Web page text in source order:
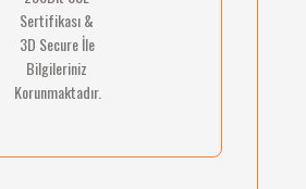
Sertifikası &
3D Secure İle
Bilgileriniz
Korunmaktadır.